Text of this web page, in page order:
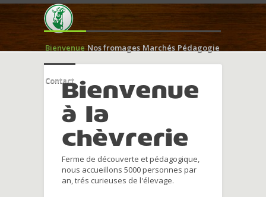
Bienvenue Nos fromages Marchés Pédagogie
ContactBienvenue
à la
chèvrerie
Ferme de découverte et pédagogique,
nous accueillons 5000 personnes par
an, trés curieuses de l'élevage.